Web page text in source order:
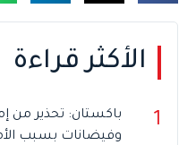
الأكثر قراءة
1
باكستان: تحذير من
وفيضانات بسبب